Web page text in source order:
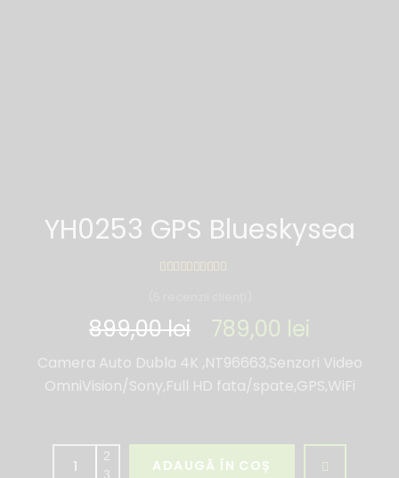
YH0253 GPS Blueskysea
899,00lei 789,00 lei
Camera Auto Dubla 4K ,NT96663,Senzori Video
OmniVision/Sony,Full HD fata/spate,GPS,WiFi
ADAUGĂ ÎN COȘ